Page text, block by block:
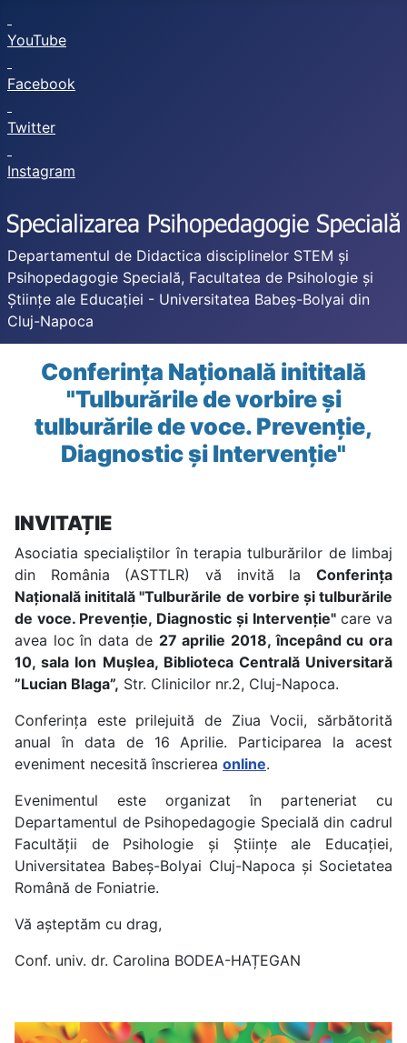
YouTube
Facebook
Twitter
Instagram
Departamentul de Didactica disciplinelor STEM și
Psihopedagogie Specială, Facultatea de Psihologie și
Științe ale Educației - Universitatea Babeș-Bolyai din
Cluj-Napoca
Conferința Națională inititală
"Tulburările de vorbire și
tulburările de voce. Prevenție,
Diagnostic și Intervenție"
INVITAȚIE
Asociatia specialiştilor în terapia tulburărilor de limbaj
din România (ASTTLR) vă invită la Conferința
Națională inititală "Tulburările de vorbire și tulburările
de voce. Prevenție, Diagnostic și Intervenție"care va
avea loc în data de 27 aprilie 2018, începând cu ora
10, sala Ion Mușlea, Biblioteca Centrală Universitară
”Lucian Blaga”, Str. Clinicilor nr.2, Cluj-Napoca.
Conferința este prilejuită de Ziua Vocii, sărbătorită
anual în data de 16 Aprilie. Participarea la acest
eveniment necesită înscrierea online.
Evenimentul este organizat în parteneriat cu
Departamentul de Psihopedagogie Specială din cadrul
Facultății de Psihologie și Științe ale Educației,
Universitatea Babeș-Bolyai Cluj-Napoca și Societatea
Română de Foniatrie.
Vă așteptăm cu drag,
Conf. univ. dr. Carolina BODEA-HAȚEGAN